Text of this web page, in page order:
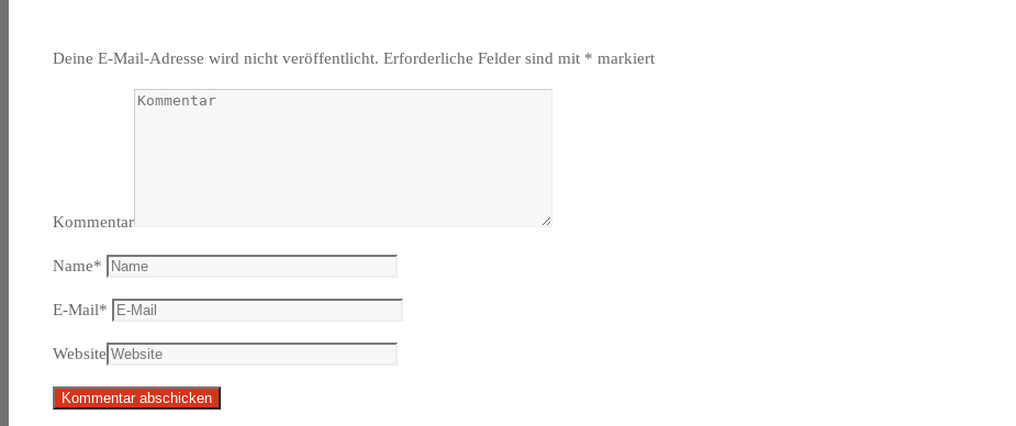
Deine E-Mail-Adresse wird nicht veröffentlicht. Erforderliche Felder sind mit * markiert
Kommentar
Name*
E-Mail*
Website